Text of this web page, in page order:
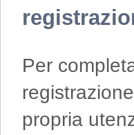
Per
propria